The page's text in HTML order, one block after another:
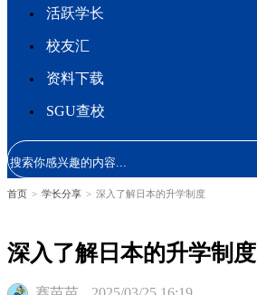
活跃学长
校友汇
资料下载
SGU查校
首页 > 学长分享 > 深入了解日本的升学制度
深入了解日本的升学制度